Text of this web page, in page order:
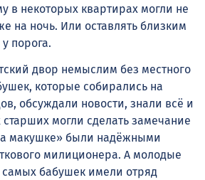
в некоторых квартирах могли не
на ночь. Или оставлять близким
порога.
двор немыслим без местного
которые собирались на
обсуждали новости, знали всё и
старших могли сделать замечание
макушке» были надёжными
милиционера. А молодые
самых бабушек имели отряд